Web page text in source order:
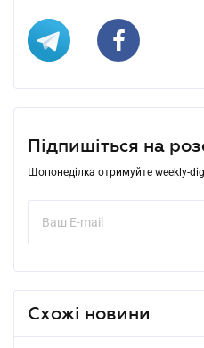
Підпишіться на
Щопонеділка отримуйте weekly-
Схожі новини